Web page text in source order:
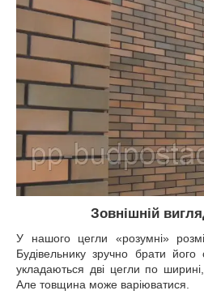
Зовнішній
У нашого цегли «розумні»
Будівельнику зручно брати
укладаються дві цегли по
Але товщина може варіюватися.